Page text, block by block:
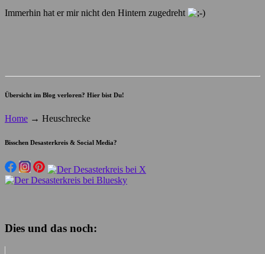
Immerhin hat er mir nicht den Hintern zugedreht
Übersicht im Blog verloren? Hier bist Du!
Home → Heuschrecke
Bisschen Desasterkreis & Social Media?
Dies und das noch: